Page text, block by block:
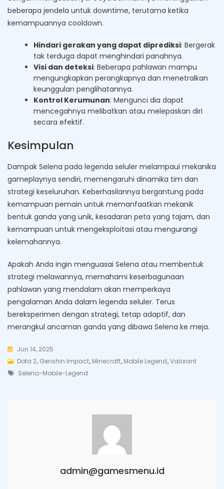
beberapa jendela untuk downtime, terutama ketika
kemampuannya cooldown.
Hindari gerakan yang dapat diprediksi: Bergerak
tak terduga dapat menghindari panahnya.
Visi dan deteksi: Beberapa pahlawan mampu
mengungkapkan perangkapnya dan menetralkan
keunggulan penglihatannya.
Kontrol Kerumunan: Mengunci dia dapat
mencegahnya melibatkan atau melepaskan diri
secara efektif.
Kesimpulan
Dampak Selena pada legenda seluler melampaui mekanika
gameplaynya sendiri, memengaruhi dinamika tim dan
strategi keseluruhan. Keberhasilannya bergantung pada
kemampuan pemain untuk memanfaatkan mekanik
bentuk ganda yang unik, kesadaran peta yang tajam, dan
kemampuan untuk mengeksploitasi atau mengurangi
kelemahannya.
Apakah Anda ingin menguasai Selena atau membentuk
strategi melawannya, memahami keserbagunaan
pahlawan yang mendalam akan memperkaya
pengalaman Anda dalam legenda seluler. Terus
bereksperimen dengan strategi, tetap adaptif, dan
merangkul ancaman ganda yang dibawa Selena ke meja.
Jun 14, 2025
Dota 2, Genshin Impact, Minecraft, Mobile Legend,Valorant
Tags
Selena-Mobile-Legend
admin@gamesmenu.id